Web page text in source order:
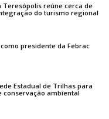
Teresópolis reúne cerca de
do turismo regional
presidente da Febrac
Estadual de Trilhas para
ambiental